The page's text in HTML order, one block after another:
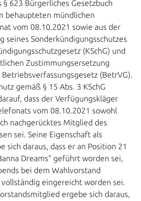
623 Bürgerliches Gesetzbuch
behaupteten mündlichen
vom 08.10.2021 sowie aus der
seines Sonderkündigungsschutzes
(KSchG) und
Zustimmungsersetzung
(BetrVG).
gemäß § 15 Abs. 3 KSchG
dass der Verfügungskläger
vom 08.10.2021 sowohl
nachgerücktes Mitglied des
sei. Seine Eigenschaft als
sich daraus, dass er an Position 21
Dreams“ geführt worden sei,
bei dem Wahlvorstand
eingereicht worden sei.
ergebe sich daraus,